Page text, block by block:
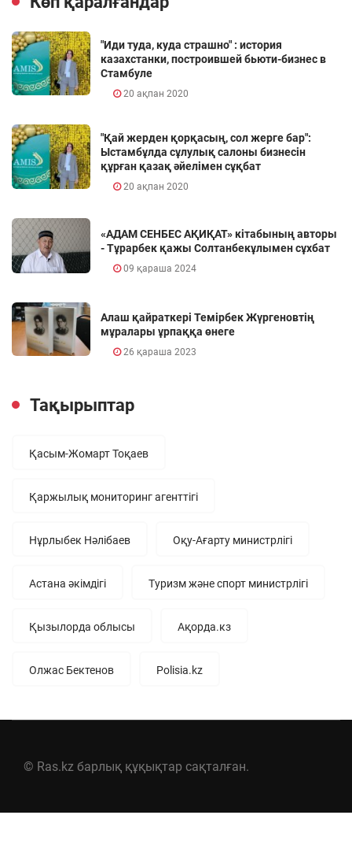
"Иди туда, куда страшно" : история
казахстанки, построившей бьюти-бизнес в
Стамбуле
20 ақпан 2020
"Қай жерден қорқасың, сол жерге бар":
Ыстамбұлда сұлулық салоны бизнесін
құрған қазақ әйелімен сұқбат
20 ақпан 2020
«АДАМ СЕНБЕС АҚИҚАТ» кітабының авторы
- Тұрарбек қажы Солтанбекұлымен сұхбат
09 қараша 2024
Алаш қайраткері Темірбек Жүргеновтің
мұралары ұрпаққа өнеге
26 қараша 2023
Тақырыптар
Қасым-Жомарт Тоқаев
Қаржылық мониторинг агенттігі
Нұрлыбек Нәлібаев Оқу-Ағарту министрлігі
Астана әкімдігі Туризм және спорт министрлігі
Қызылорда облысы Ақорда.кз
Олжас Бектенов Polisia.kz
© Ras.kz барлық құқықтар сақталған.